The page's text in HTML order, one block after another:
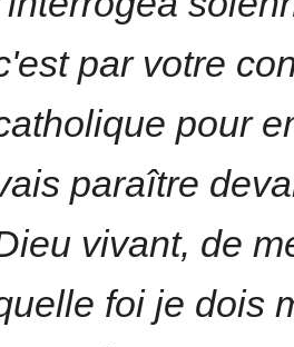
par votre
pour
paraître
vivant, de
foi je dois